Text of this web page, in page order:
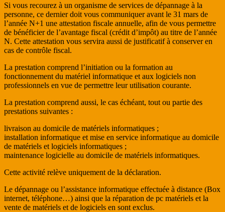
Si vous recourez à un organisme de services de dépannage à la
personne, ce dernier doit vous communiquer avant le 31 mars de
l’année N+1 une attestation fiscale annuelle, afin de vous permettre
de bénéficier de l’avantage fiscal (crédit d’impôt) au titre de l’année
N. Cette attestation vous servira aussi de justificatif à conserver en
cas de contrôle fiscal.
La prestation comprend l’initiation ou la formation au
fonctionnement du matériel informatique et aux logiciels non
professionnels en vue de permettre leur utilisation courante.
La prestation comprend aussi, le cas échéant, tout ou partie des
prestations suivantes :
livraison au domicile de matériels informatiques ;
installation informatique et mise en service informatique au domicile
de matériels et logiciels informatiques ;
maintenance logicielle au domicile de matériels informatiques.
Cette activité relève uniquement de la déclaration.
Le dépannage ou l’assistance informatique effectuée à distance (Box
internet, téléphone…) ainsi que la réparation de pc matériels et la
vente de matériels et de logiciels en sont exclus.